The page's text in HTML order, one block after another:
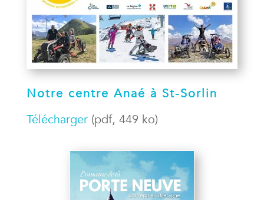
Notre centre Anaé à St-Sorlin
Télécharger(pdf, 449 ko)